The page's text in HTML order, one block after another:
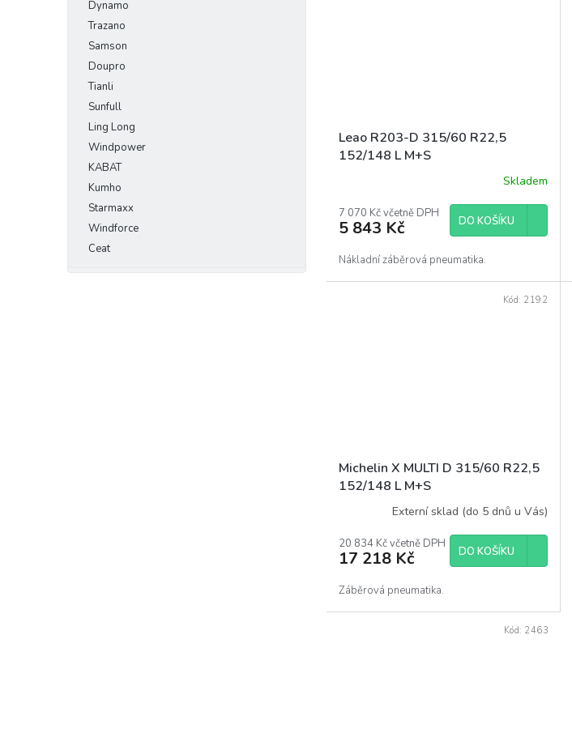
Dynamo
Trazano
Samson
Doupro
Tianli
Sunfull
Ling Long
Windpower
KABAT
Kumho
Starmaxx
Windforce
Ceat
Leao R203-D 315/60 R22,5
152/148 L M+S
Skladem
7 070 Kč včetně DPH
5 843 Kč DO KOŠÍKU
Nákladní záběrová pneumatika.
Michelin X MULTI D 315/60 R22,5
152/148 L M+S
Externí sklad (do 5 dnů u Vás)
20 834 Kč včetně DPH
17 218 Kč DO KOŠÍKU
Záběrová pneumatika.
Kód: 2192
Kód: 2463